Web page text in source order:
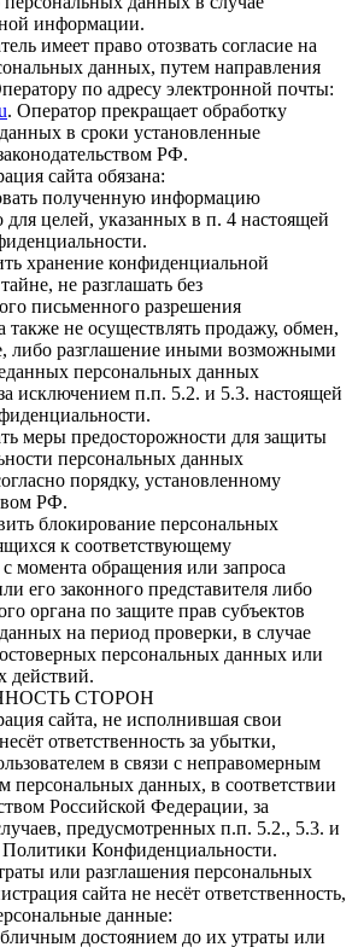
информации.
имеет право отозвать согласие на
данных, путем направления
по адресу электронной почты:
. Оператор прекращает обработку
в сроки установленные
РФ.
сайта обязана:
полученную информацию
для целей, указанных в п. 4 настоящей
хранение конфиденциальной
не разглашать без
письменного разрешения
также не осуществлять продажу, обмен,
либо разглашение иными возможными
персональных данных
исключением п.п. 5.2. и 5.3. настоящей
меры предосторожности для защиты
персональных данных
порядку, установленному
РФ.
блокирование персональных
к соответствующему
момента обращения или запроса
его законного представителя либо
органа по защите прав субъектов
на период проверки, в случае
персональных данных или
действий.
СТОРОН
сайта, не исполнившая свои
ответственность за убытки,
в связи с неправомерным
персональных данных, в соответствии
Российской Федерации, за
предусмотренных п.п. 5.2., 5.3. и
Политики Конфиденциальности.
или разглашения персональных
сайта не несёт ответственность,
данные:
достоянием до их утраты или